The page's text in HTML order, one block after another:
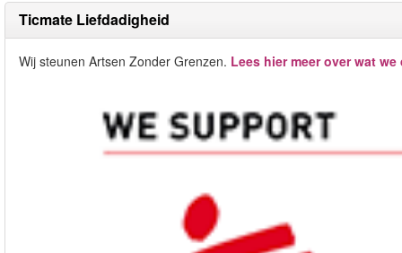
Ticmate Liefdadigheid
Wij steunen Artsen Zonder Grenzen. Lees hier meer over wat we